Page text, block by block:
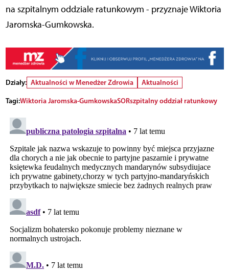
na szpitalnym oddziale ratunkowym - przyznaje Wiktoria
Jaromska-Gumkowska.
Działy: Aktualności w Menedżer Zdrowia
Aktualności
Tagi:Wiktoria Jaromska-GumkowskaSORszpitalny oddział ratunkowy